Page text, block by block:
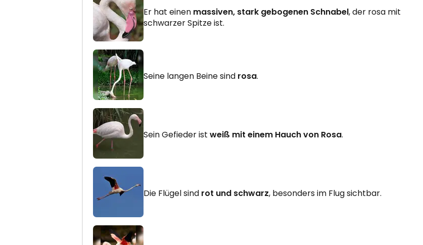
Er hat einen massiven, stark gebogenen Schnabel, der rosa mit
schwarzer Spitze ist.
Seine langen Beine sind rosa.
Sein Gefieder ist weiß mit einem Hauch von Rosa.
Die Flügel sind rot und schwarz, besonders im Flug sichtbar.